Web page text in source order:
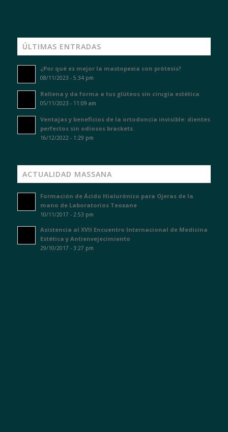
ÚLTIMAS ENTRADAS
¿Por qué es mejor la mastopexia con prótesis?
08/11/2023 - 5:34 pm
Rellena y da forma a tus glúteos sin cirugía estética
05/11/2023 - 11:09 am
Ventajas y beneficios de la ortodoncia invisible: dientes
perfectos sin odiosos brackets.
16/12/2022 - 1:29 pm
ACTUALIDAD MASSANA
Formación de Ácido Hialurónico para Ojeras de la
mano de Laboratorios Teoxane
10/11/2017 - 2:53 pm
Asistencia al XVII Encuentro Internacional de Medicina
Estética y Antienvejecimiento
29/10/2017 - 3:27 pm